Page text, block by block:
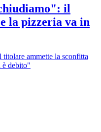
il
la pizzeria va in
ammette la sconfitta
è debito"